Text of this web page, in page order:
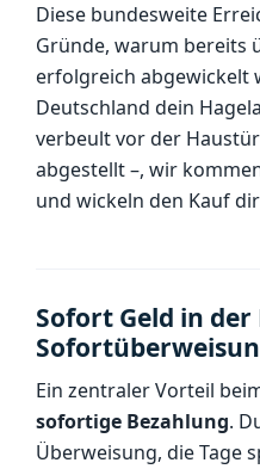
Diese bundesweite
Gründe, warum bereits
erfolgreich abgewickelt
Deutschland dein
verbeult vor der
abgestellt –, wir
und wickeln den Kauf
Sofort Geld in
Ein zentraler Vorteil
sofortige Bezahlung.
Überweisung, die Tage